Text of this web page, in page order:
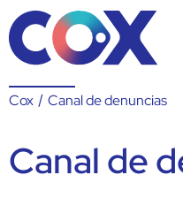
Cox / Canal de denuncias
Canal de